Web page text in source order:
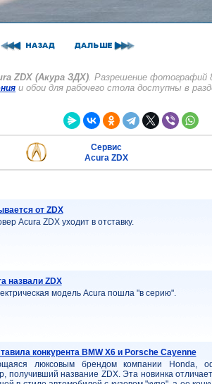
ZDX (Акура ЗДХ). Разрешение фотографий
и обои для рабочего стола доступны в
Сервис
Acura ZDX
от ZDX
Acura ZDX уходит в отставку.
назвали ZDX
модель Acura пошла "в серию".
конкурента BMW X6 и Porsche Cayenne
люксовым брендом компании Honda,
получивший название ZDX. Эта новинка